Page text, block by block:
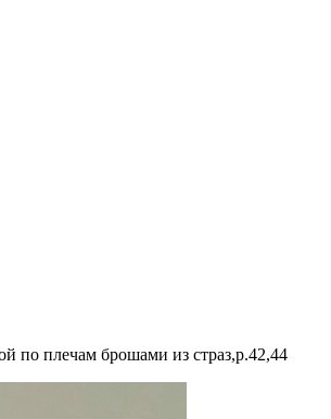
по плечам брошами из страз,р.42,44